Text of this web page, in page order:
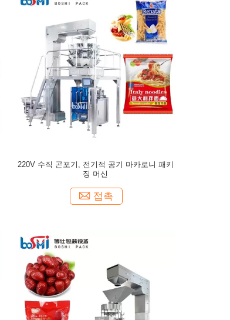
220V 수직 곤포기, 전기적 공기 마카로니 패키
징 머신
접촉